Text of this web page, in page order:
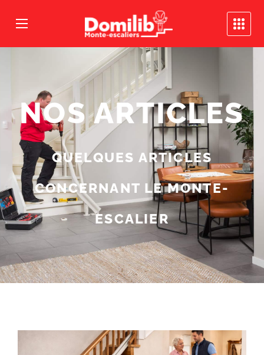
NOS ARTICLES
QUELQUES ARTICLES
CONCERNANT LE MONTE-
ESCALIER